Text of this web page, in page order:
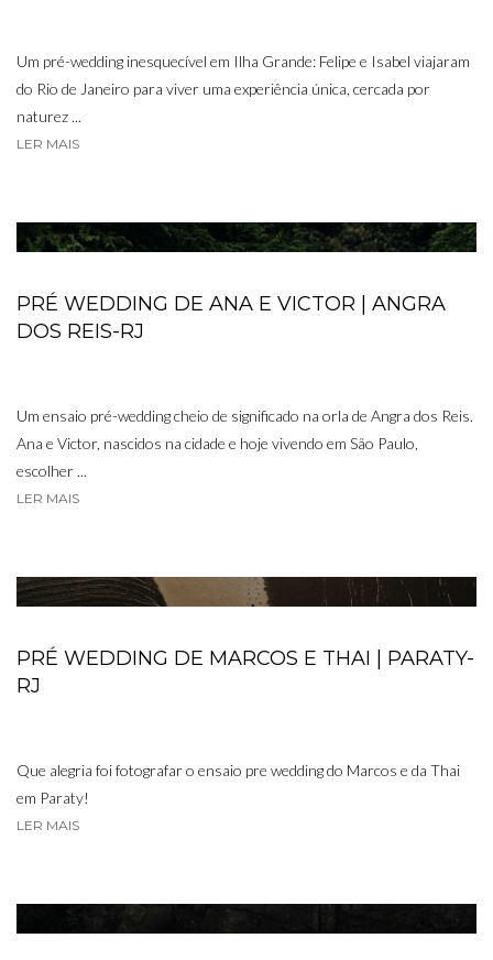
Um pré-wedding inesquecível em Ilha Grande: Felipe e Isabel viajaram
do Rio de Janeiro para viver uma experiência única, cercada por
naturez ...
LER MAIS
PRÉ WEDDING DE ANA E VICTOR | ANGRA
DOS REIS-RJ
Um ensaio pré-wedding cheio de significado na orla de Angra dos Reis.
Ana e Victor, nascidos na cidade e hoje vivendo em São Paulo,
escolher ...
LER MAIS
PRÉ WEDDING DE MARCOS E THAI | PARATY-
RJ
Que alegria foi fotografar o ensaio pre wedding do Marcos e da Thai
em Paraty!
LER MAIS